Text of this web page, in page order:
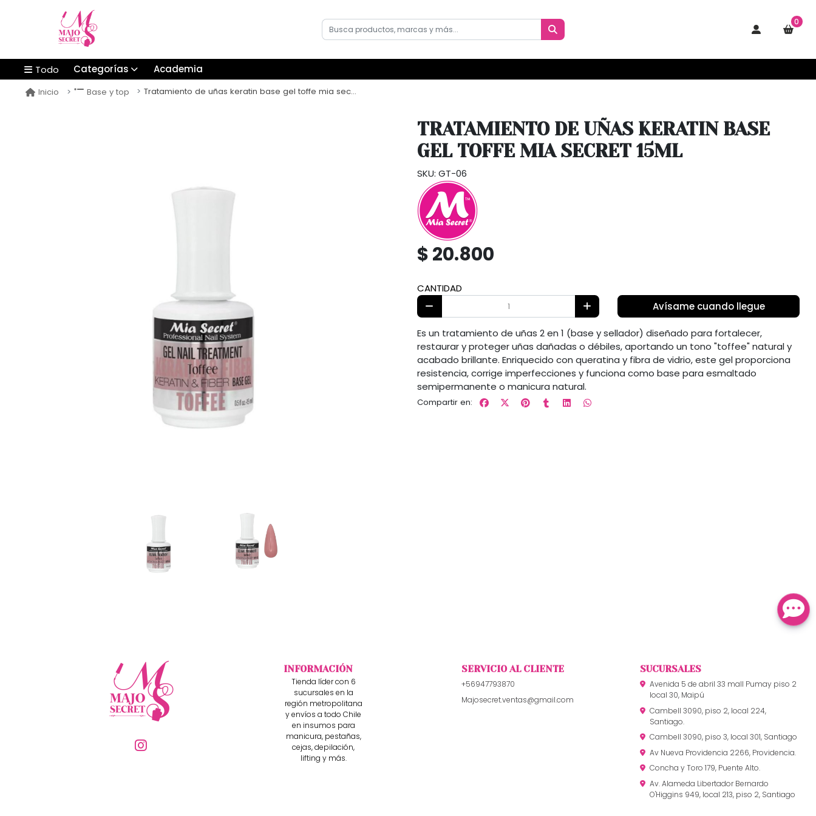
0
Todo Categorías Academia
Inicio Base y top Tratamiento de uñas keratin base gel toffe mia secret 15ml
TRATAMIENTO DE UÑAS KERATIN BASE
GEL TOFFE MIA SECRET 15ML
SKU: GT-06
$ 20.800
CANTIDAD
Avísame cuando llegue
Es un tratamiento de uñas 2 en 1 (base y sellador) diseñado para fortalecer,
restaurar y proteger uñas dañadas o débiles, aportando un tono "toffee" natural y
acabado brillante. Enriquecido con queratina y fibra de vidrio, este gel proporciona
resistencia, corrige imperfecciones y funciona como base para esmaltado
semipermanente o manicura natural.
Compartir en:
INFORMACIÓN
Tienda líder con 6
sucursales en la
región metropolitana
y envíos a todo Chile
en insumos para
manicura, pestañas,
cejas, depilación,
lifting y más.
SERVICIO AL CLIENTE
+56947793870
Majosecret.ventas@gmail.com
SUCURSALES
Avenida 5 de abril 33 mall Pumay piso 2
local 30, Maipú
Cambell 3090, piso 2, local 224,
Santiago.
Cambell 3090, piso 3, local 301, Santiago
Av Nueva Providencia 2266, Providencia.
Concha y Toro 179, Puente Alto.
Av. Alameda Libertador Bernardo
O'Higgins 949, local 213, piso 2, Santiago